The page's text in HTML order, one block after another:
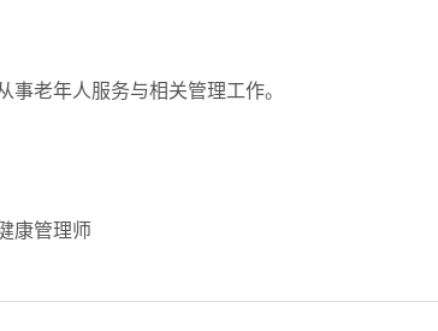
老年人服务与相关管理工作。
康管理师